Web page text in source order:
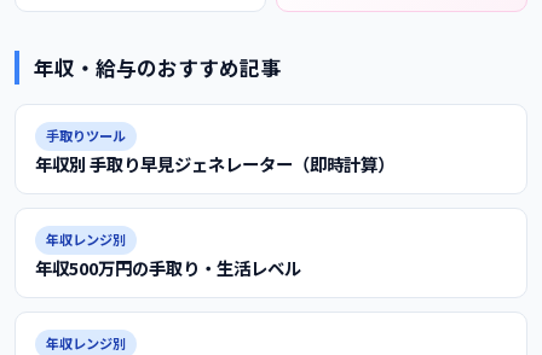
年収・給与のおすすめ記事
手取りツール
年収別 手取り早見ジェネレーター（即時計算）
年収レンジ別
年収500万円の手取り・生活レベル
年収レンジ別